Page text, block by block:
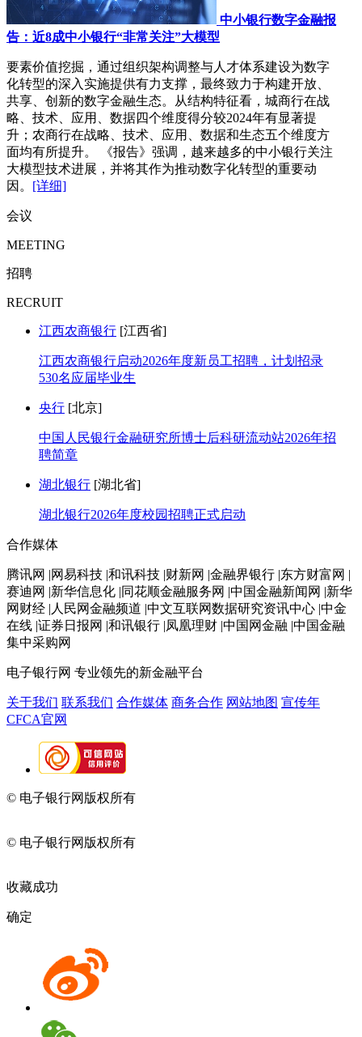
中小银行数字金融报
告：近8成中小银行“非常关注”大模型
要素价值挖掘，通过组织架构调整与人才体系建设为数字
化转型的深入实施提供有力支撑，最终致力于构建开放、
共享、创新的数字金融生态。从结构特征看，城商行在战
略、技术、应用、数据四个维度得分较2024年有显著提
升；农商行在战略、技术、应用、数据和生态五个维度方
面均有所提升。 《报告》强调，越来越多的中小银行关注
大模型技术进展，并将其作为推动数字化转型的重要动
因。 [详细]
会议
MEETING
招聘
RECRUIT
江西农商银行 [江西省]
江西农商银行启动2026年度新员工招聘，计划招录
530名应届毕业生
央行 [北京]
中国人民银行金融研究所博士后科研流动站2026年招
聘简章
湖北银行 [湖北省]
湖北银行2026年度校园招聘正式启动
合作媒体
腾讯网 |网易科技 |和讯科技 |财新网 |金融界银行 |东方财富网 |
赛迪网 |新华信息化 |同花顺金融服务网 |中国金融新闻网 |新华
网财经 |人民网金融频道 |中文互联网数据研究资讯中心 |中金
在线 |证券日报网 |和讯银行 |凤凰理财 |中国网金融 |中国金融
集中采购网
电子银行网 专业领先的新金融平台
关于我们 联系我们 合作媒体 商务合作 网站地图 宣传年
CFCA官网
© 电子银行网版权所有
© 电子银行网版权所有
收藏成功
确定